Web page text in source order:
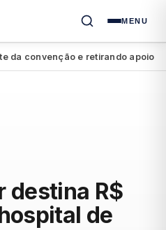
MENU
e retirando apoio a
destina R$
de